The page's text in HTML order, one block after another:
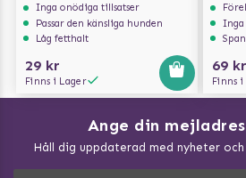
Inga onödiga tillsatser
Passar den känsliga hunden
Låg fetthalt
29 kr
Finns i Lager
Inga
69 kr
Finns i
Ange din
Håll dig uppdaterad med nyheter
Vad kan hundar äta?